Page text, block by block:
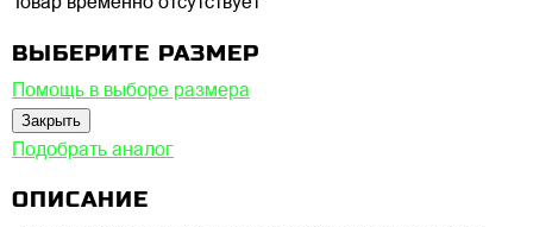
ВЫБЕРИТЕ РАЗМЕР
Помощь в выборе размера
Закрыть
Подобрать аналог
ОПИСАНИЕ